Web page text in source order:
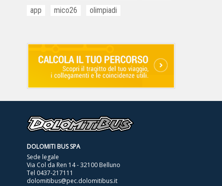
app
mico26 olimpiadi
DOLOMITI BUS SPA
Sede legale
Via Col da Ren 14 - 32100 Belluno
Tel 0437-217111
dolomitibus@pec.dolomitibus.it